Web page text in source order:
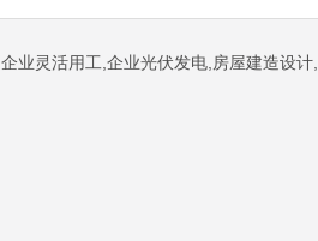
企业灵活用工,企业光伏发电,房屋建造设